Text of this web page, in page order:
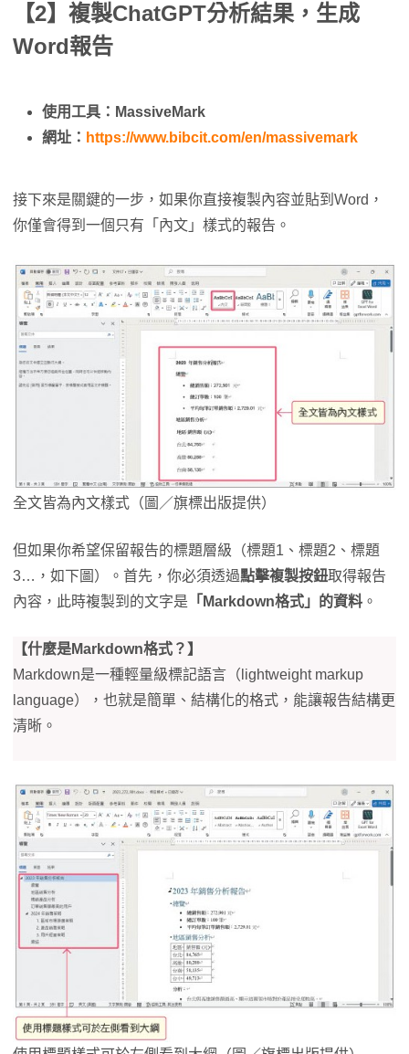
【2】複製ChatGPT分析結果，生成
Word報告
使用工具：MassiveMark
網址： https://www.bibcit.com/en/massivemark
接下來是關鍵的一步，如果你直接複製內容並貼到Word，
你僅會得到一個只有「內文」樣式的報告。
全文皆為內文樣式（圖／旗標出版提供）
但如果你希望保留報告的標題層級（標題1、標題2、標題
3…，如下圖）。首先，你必須透過點擊複製按鈕取得報告
內容，此時複製到的文字是 「Markdown格式」的資料 。
【什麼是Markdown格式？】
Markdown是一種輕量級標記語言（lightweight markup
language），也就是簡單、結構化的格式，能讓報告結構更
清晰。